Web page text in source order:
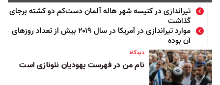
تیراندازی در کنیسه شهر هاله آلمان دست‌کم دو کشته برجای
گذاشت
موارد تیراندازی در آمریکا در سال ۲۰۱۹ بیش از تعداد روزهای
آن بوده
دیدگاه
نام من در فهرست یهودیان نئونازی است